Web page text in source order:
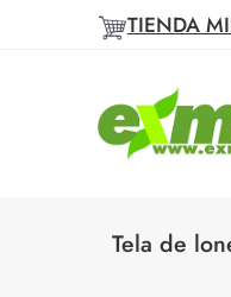
TIENDA
Tela de